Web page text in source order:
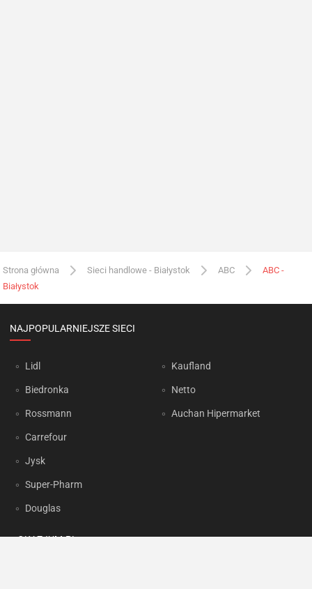
Strona główna Sieci handlowe - Białystok ABC
ABC -
Białystok
NAJPOPULARNIEJSZE SIECI
Lidl
Biedronka
Rossmann
Carrefour
Jysk
Super-Pharm
Douglas
Kaufland
Netto
Auchan Hipermarket
OKAZJUM.PL